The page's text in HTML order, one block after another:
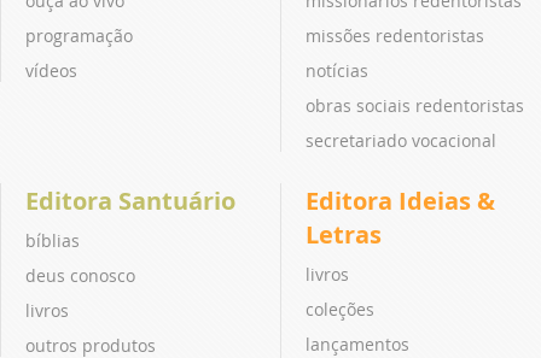
programação
vídeos
missões redentoristas
notícias
obras sociais redentoristas
secretariado vocacional
Editora Santuário
bíblias
deus conosco
livros
outros produtos
Editora Ideias &
Letras
livros
coleções
lançamentos